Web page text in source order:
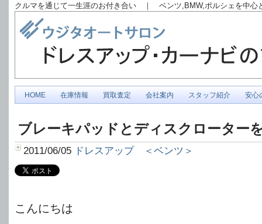
クルマを通じて一生涯のお付き合い ｜ ベンツ,BMW,ポルシェを中
HOME 在庫情報 買取査定 会社案内 スタッフ紹介 安心
ブレーキパッドとディスクローター
2011/06/05 ドレスアップ ＜ベンツ＞
こんにちは